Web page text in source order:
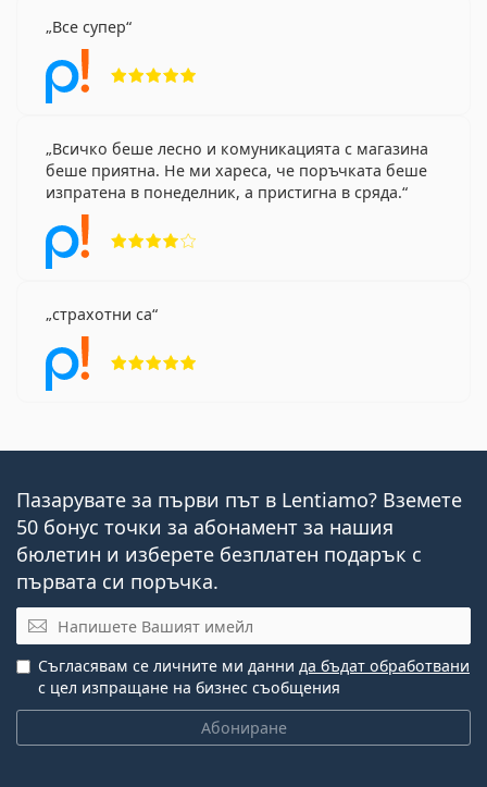
Все супер
Всичко беше лесно и комуникацията с магазина
беше приятна. Не ми хареса, че поръчката беше
изпратена в понеделник, а пристигна в сряда.
страхотни са
Пазарувате за първи път в Lentiamo? Вземете
50 бонус точки за абонамент за нашия
бюлетин и изберете безплатен подарък с
първата си поръчка.
Имейл
Абониране
Съгласявам се личните ми данни да бъдат обработвани
с цел изпращане на бизнес съобщения